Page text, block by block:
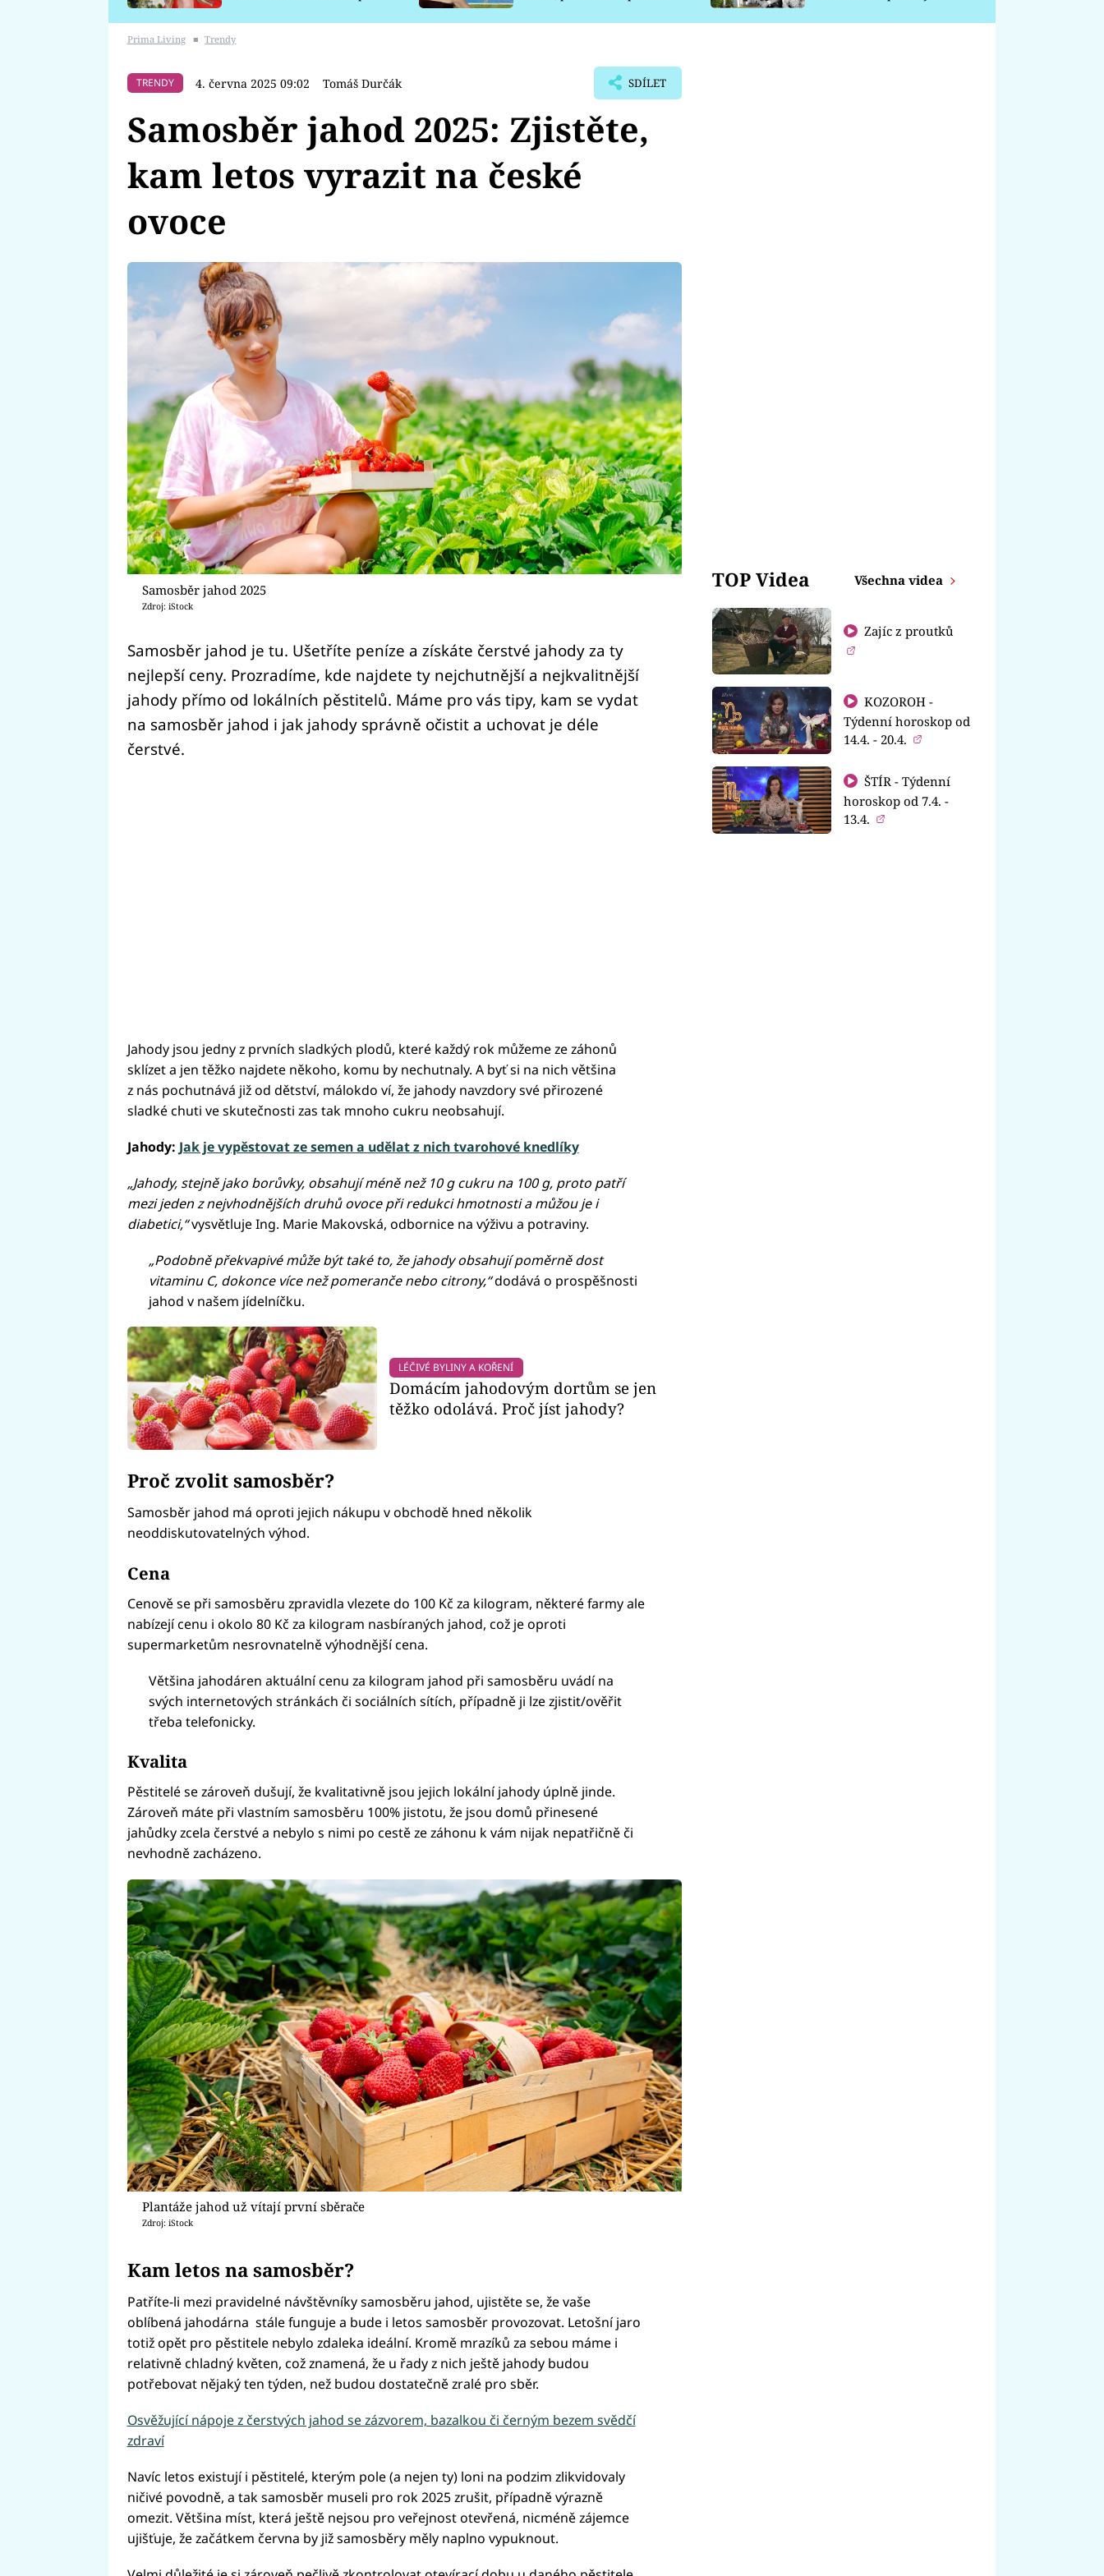
Prima Living ■ Trendy
TRENDY 4. června 2025 09:02 Tomáš Durčák SDÍLET
Samosběr jahod 2025: Zjistěte,
kam letos vyrazit na české
ovoce
Samosběr jahod 2025
Zdroj: iStock
Samosběr jahod je tu. Ušetříte peníze a získáte čerstvé jahody za ty
nejlepší ceny. Prozradíme, kde najdete ty nejchutnější a nejkvalitnější
jahody přímo od lokálních pěstitelů. Máme pro vás tipy, kam se vydat
na samosběr jahod i jak jahody správně očistit a uchovat je déle
čerstvé.
Jahody jsou jedny z prvních sladkých plodů, které každý rok můžeme ze záhonů
sklízet a jen těžko najdete někoho, komu by nechutnaly. A byť si na nich většina
z nás pochutnává již od dětství, málokdo ví, že jahody navzdory své přirozené
sladké chuti ve skutečnosti zas tak mnoho cukru neobsahují.
Jahody: Jak je vypěstovat ze semen a udělat z nich tvarohové knedlíky
„Jahody, stejně jako borůvky, obsahují méně než 10 g cukru na 100 g, proto patří
mezi jeden z nejvhodnějších druhů ovoce při redukci hmotnosti a můžou je i
diabetici,“vysvětluje Ing. Marie Makovská, odbornice na výživu a potraviny.
„Podobně překvapivé může být také to, že jahody obsahují poměrně dost
vitaminu C, dokonce více než pomeranče nebo citrony,“dodává o prospěšnosti
jahod v našem jídelníčku.
LÉČIVÉ BYLINY A KOŘENÍ
Domácím jahodovým dortům se jen
těžko odolává. Proč jíst jahody?
Proč zvolit samosběr?
Samosběr jahod má oproti jejich nákupu v obchodě hned několik
neoddiskutovatelných výhod.
Cena
Cenově se při samosběru zpravidla vlezete do 100 Kč za kilogram, některé farmy ale
nabízejí cenu i okolo 80 Kč za kilogram nasbíraných jahod, což je oproti
supermarketům nesrovnatelně výhodnější cena.
Většina jahodáren aktuální cenu za kilogram jahod při samosběru uvádí na
svých internetových stránkách či sociálních sítích, případně ji lze zjistit/ověřit
třeba telefonicky.
Kvalita
Pěstitelé se zároveň dušují, že kvalitativně jsou jejich lokální jahody úplně jinde.
Zároveň máte při vlastním samosběru 100% jistotu, že jsou domů přinesené
jahůdky zcela čerstvé a nebylo s nimi po cestě ze záhonu k vám nijak nepatřičně či
nevhodně zacházeno.
Plantáže jahod už vítají první sběrače
Zdroj: iStock
Kam letos na samosběr?
Patříte-li mezi pravidelné návštěvníky samosběru jahod, ujistěte se, že vaše
oblíbená jahodárna stále funguje a bude i letos samosběr provozovat. Letošní jaro
totiž opět pro pěstitele nebylo zdaleka ideální. Kromě mrazíků za sebou máme i
relativně chladný květen, což znamená, že u řady z nich ještě jahody budou
potřebovat nějaký ten týden, než budou dostatečně zralé pro sběr.
Osvěžující nápoje z čerstvých jahod se zázvorem, bazalkou či černým bezem svědčí
zdraví
Navíc letos existují i pěstitelé, kterým pole (a nejen ty) loni na podzim zlikvidovaly
ničivé povodně, a tak samosběr museli pro rok 2025 zrušit, případně výrazně
omezit. Většina míst, která ještě nejsou pro veřejnost otevřená, nicméně zájemce
ujišťuje, že začátkem června by již samosběry měly naplno vypuknout.
TOP Videa Všechna videa
Zajíc z proutků
KOZOROH -
Týdenní horoskop od
14.4. - 20.4.
ŠTÍR - Týdenní
horoskop od 7.4. -
13.4.